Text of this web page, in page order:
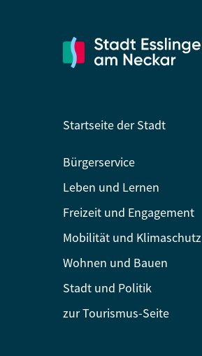
Startseite der Stadt
Bürgerservice
Leben und Lernen
Freizeit und Engagement
Mobilität und Klimaschutz
Wohnen und Bauen
Stadt und Politik
zur Tourismus-Seite